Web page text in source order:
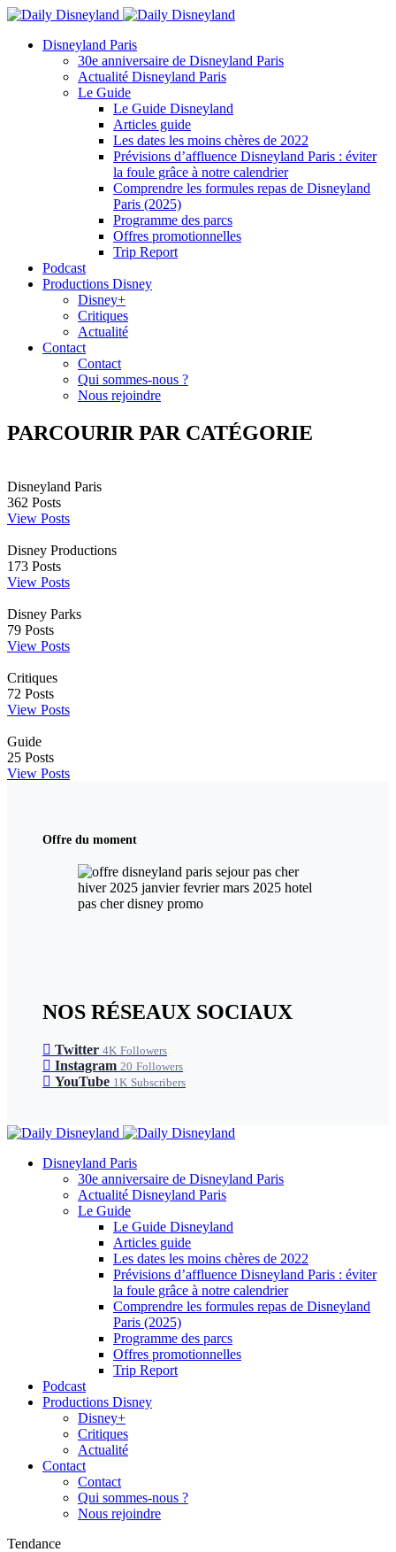
Disneyland Paris
30e anniversaire de Disneyland Paris
Actualité Disneyland Paris
Le Guide
Le Guide Disneyland
Articles guide
Les dates les moins chères de 2022
Prévisions d’affluence Disneyland Paris : éviter
la foule grâce à notre calendrier
Comprendre les formules repas de Disneyland
Paris (2025)
Programme des parcs
Offres promotionnelles
Trip Report
Podcast
Productions Disney
Disney+
Critiques
Actualité
Contact
Contact
Qui sommes-nous ?
Nous rejoindre
PARCOURIR PAR CATÉGORIE
Disneyland Paris
362 Posts
View Posts
Disney Productions
173 Posts
View Posts
Disney Parks
79 Posts
View Posts
Critiques
72 Posts
View Posts
Guide
25 Posts
View Posts
Offre du moment
NOS RÉSEAUX SOCIAUX
Twitter 4K Followers
Instagram 20 Followers
YouTube 1K Subscribers
Disneyland Paris
30e anniversaire de Disneyland Paris
Actualité Disneyland Paris
Le Guide
Le Guide Disneyland
Articles guide
Les dates les moins chères de 2022
Prévisions d’affluence Disneyland Paris : éviter
la foule grâce à notre calendrier
Comprendre les formules repas de Disneyland
Paris (2025)
Programme des parcs
Offres promotionnelles
Trip Report
Podcast
Productions Disney
Disney+
Critiques
Actualité
Contact
Contact
Qui sommes-nous ?
Nous rejoindre
Tendance